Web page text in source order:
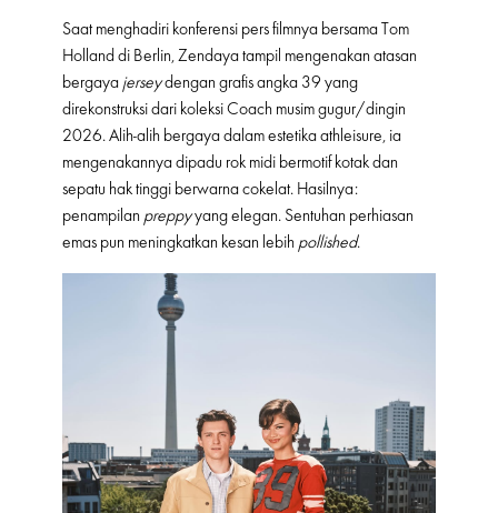
Saat menghadiri konferensi pers filmnya bersama Tom
Holland di Berlin, Zendaya tampil mengenakan atasan
bergaya jerseydengan grafis angka 39 yang
direkonstruksi dari koleksi Coach musim gugur/dingin
2026. Alih-alih bergaya dalam estetika athleisure, ia
mengenakannya dipadu rok midi bermotif kotak dan
sepatu hak tinggi berwarna cokelat. Hasilnya:
penampilan preppyyang elegan. Sentuhan perhiasan
emas pun meningkatkan kesan lebih pollished.